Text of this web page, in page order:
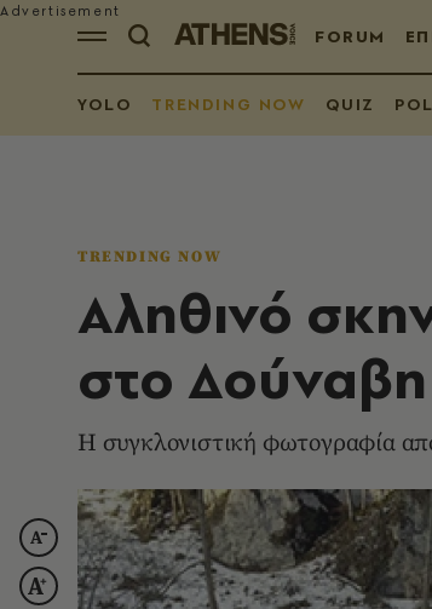
FORUM
YOLO TRENDING NOW QUIZ
TRENDING NOW
Αληθινό
στο Δούναβη
Η συγκλονιστική φωτογραφία